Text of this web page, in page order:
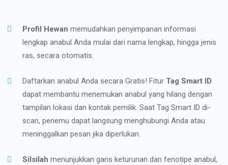
Profil Hewan memudahkan penyimpanan informasi
lengkap anabul Anda mulai dari nama lengkap, hingga jenis
ras, secara otomatis.
Daftarkan anabul Anda secara Gratis! Fitur Tag Smart ID
dapat membantu menemukan anabul yang hilang dengan
tampilan lokasi dan kontak pemilik. Saat Tag Smart ID di-
scan, penemu dapat langsung menghubungi Anda atau
meninggalkan pesan jika diperlukan.
Silsilah menunjukkan garis keturunan dan fenotipe anabul,